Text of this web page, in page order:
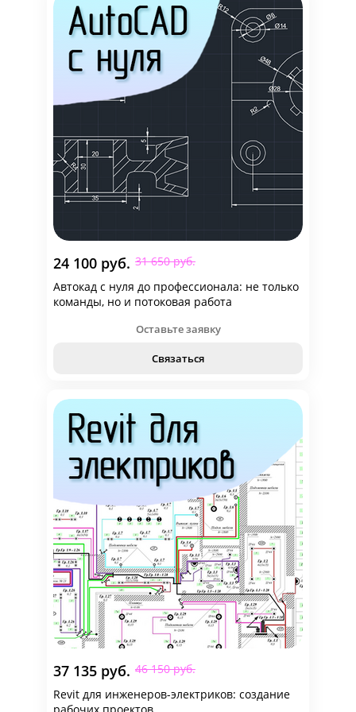
24 100 руб. 31 650 руб.
Автокад с нуля до профессионала: не только
команды, но и потоковая работа
Оставьте заявку
Связаться
37 135 руб. 46 150 руб.
Revit для инженеров-электриков: создание